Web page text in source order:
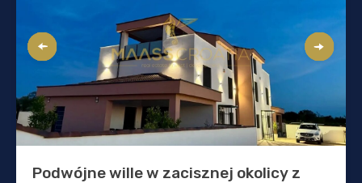
Podwójne wille w zacisznej okolicy z